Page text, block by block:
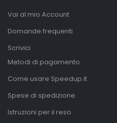
Vai al mio Account
Domande frequenti
Scrivici
Metodi di pagamento
Come usare Speedup.it
Spese di spedizione
Istruzioni per il reso